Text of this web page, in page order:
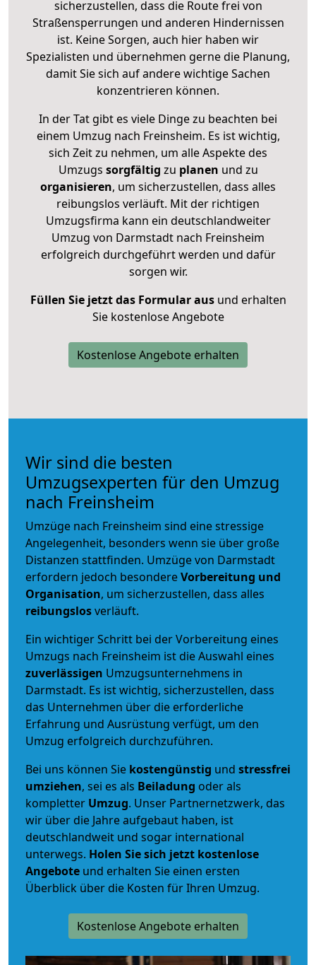
sicherzustellen, dass die Route frei von
Straßensperrungen und anderen Hindernissen
ist. Keine Sorgen, auch hier haben wir
Spezialisten und übernehmen gerne die Planung,
damit Sie sich auf andere wichtige Sachen
konzentrieren können.
In der Tat gibt es viele Dinge zu beachten bei
einem Umzug nach Freinsheim. Es ist wichtig,
sich Zeit zu nehmen, um alle Aspekte des
Umzugs sorgfältig zu planen und zu
organisieren, um sicherzustellen, dass alles
reibungslos verläuft. Mit der richtigen
Umzugsfirma kann ein deutschlandweiter
Umzug von Darmstadt nach Freinsheim
erfolgreich durchgeführt werden und dafür
sorgen wir.
Füllen Sie jetzt das Formular ausund erhalten
Sie kostenlose Angebote
Kostenlose Angebote erhalten
Wir sind die besten
Umzugsexperten für den Umzug
nach Freinsheim
Umzüge nach Freinsheim sind eine stressige
Angelegenheit, besonders wenn sie über große
Distanzen stattfinden. Umzüge von Darmstadt
erfordern jedoch besondereVorbereitung und
Organisation, um sicherzustellen, dass alles
reibungslosverläuft.
Ein wichtiger Schritt bei der Vorbereitung eines
Umzugs nach Freinsheim ist die Auswahl eines
zuverlässigen Umzugsunternehmens in
Darmstadt. Es ist wichtig, sicherzustellen, dass
das Unternehmen über die erforderliche
Erfahrung und Ausrüstung verfügt, um den
Umzug erfolgreich durchzuführen.
Bei uns können Sie kostengünstig und stressfrei
umziehen, sei es als Beiladung oder als
kompletter Umzug. Unser Partnernetzwerk, das
wir über die Jahre aufgebaut haben, ist
deutschlandweit und sogar international
unterwegs. Holen Sie sich jetzt kostenlose
Angebote und erhalten Sie einen ersten
Überblick über die Kosten für Ihren Umzug.
Kostenlose Angebote erhalten